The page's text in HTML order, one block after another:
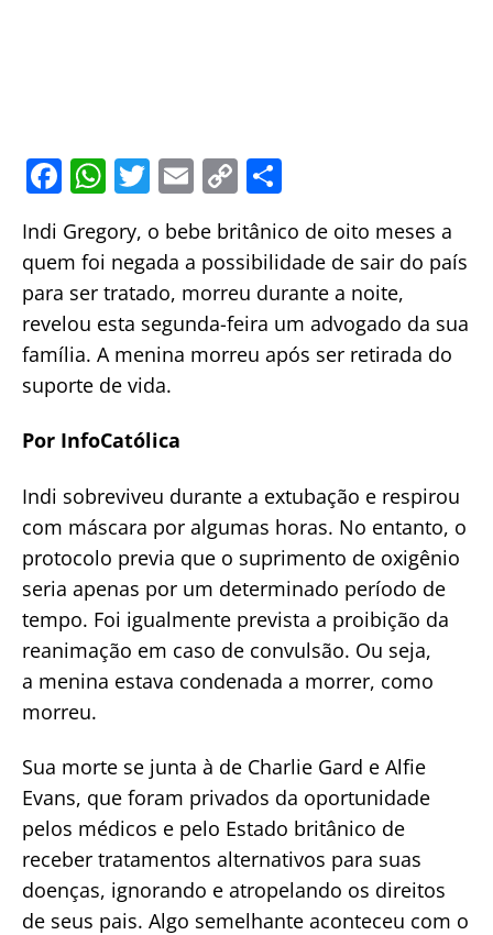
F
a
c
e
b
o
o
k
W
h
at
s
A
p
p
T
w
itt
er
E
m
ai
l
C
o
p
y
Li
n
ar
e
Indi Gregory, o bebe britânico de oito meses a
quem foi negada a possibilidade de sair do país
para ser tratado, morreu durante a noite,
revelou esta segunda-feira um advogado da sua
família. A menina morreu após ser retirada do
suporte de vida.
Por InfoCatólica
Indi sobreviveu durante a extubação e respirou
com máscara por algumas horas. No entanto, o
protocolo previa que o suprimento de oxigênio
seria apenas por um determinado período de
tempo. Foi igualmente prevista a proibição da
reanimação em caso de convulsão. Ou seja,
a menina estava condenada a morrer, como
morreu.
Sua morte se junta à de Charlie Gard e Alfie
Evans, que foram privados da oportunidade
pelos médicos e pelo Estado britânico de
receber tratamentos alternativos para suas
doenças, ignorando e atropelando os direitos
de seus pais. Algo semelhante aconteceu com o